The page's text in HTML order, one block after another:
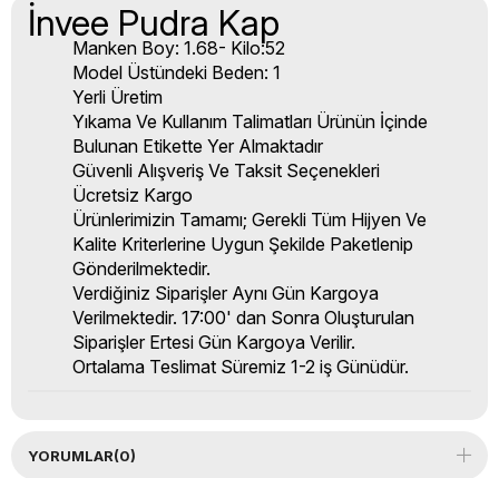
İnvee Pudra Kap
Manken Boy: 1.68- Kilo:52
Model Üstündeki Beden: 1
Yerli Üretim
Yıkama Ve Kullanım Talimatları Ürünün İçinde
Bulunan Etikette Yer Almaktadır
Güvenli Alışveriş Ve Taksit Seçenekleri
Ücretsiz Kargo
Ürünlerimizin Tamamı; Gerekli Tüm Hijyen Ve
Kalite Kriterlerine Uygun Şekilde Paketlenip
Gönderilmektedir.
Verdiğiniz Siparişler Aynı Gün Kargoya
Verilmektedir. 17:00' dan Sonra Oluşturulan
Siparişler Ertesi Gün Kargoya Verilir.
Ortalama Teslimat Süremiz 1-2 iş Günüdür.
YORUMLAR(0)